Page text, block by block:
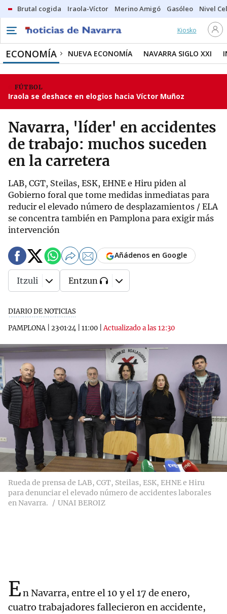
Brutal cogida Iraola-Víctor Merino Amigó Gasóleo Nivel
Kiosko
ECONOMÍA NUEVA ECONOMÍA NAVARRA SIGLO XXI
FÚTBOL
Iraola se deshace en elogios hacia Víctor Muñoz
Navarra, 'líder' en accidentes
de trabajo: muchos suceden
en la carretera
LAB, CGT, Steilas, ESK, EHNE e Hiru piden al
Gobierno foral que tome medidas inmediatas para
reducir el elevado número de desplazamientos / ELA
se concentra también en Pamplona para exigir más
intervención
DIARIO DE NOTICIAS
PAMPLONA| 23·01·24 11:00 |Actualizado a las 12:30
Añádenos en Google
Itzuli Entzun
Rueda de prensa de LAB, CGT, Steilas, ESK, EHNE e Hiru
para denunciar el elevado número de accidentes laborales
en Navarra.
UNAI BEROIZ
En Navarra, entre el 10 y el 17 de enero,
cuatro trabajadores fallecieron en accidente,